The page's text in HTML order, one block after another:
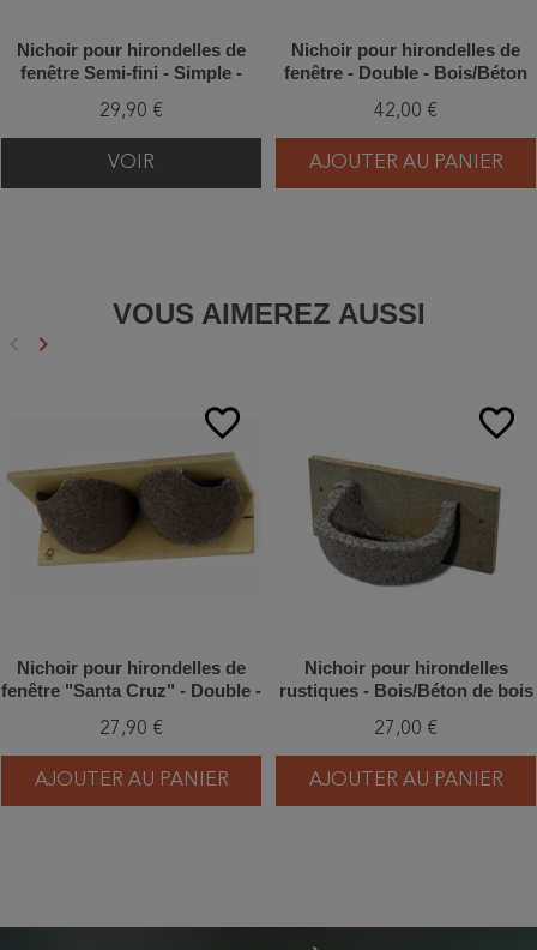
Nichoir pour hirondelles de
fenêtre Semi-fini - Simple -
(Nº13B-318/8)
29,90 €
VOIR
Nichoir pour hirondelles de
fenêtre - Double - Bois/Béton
310/2)
42,00 €
AJOUTER AU PANIER
VOUS AIMEREZ AUSSI
Précédent
keyboard_arrow_left Suivant
keyboard_arrow_right
favorite_border
Nichoir pour hirondelles de
fenêtre "Santa Cruz" - Double -
27,90 €
AJOUTER AU PANIER
favorite_border
Nichoir pour hirondelles
rustiques - Bois/Béton de bois
27,00 €
AJOUTER AU PANIER